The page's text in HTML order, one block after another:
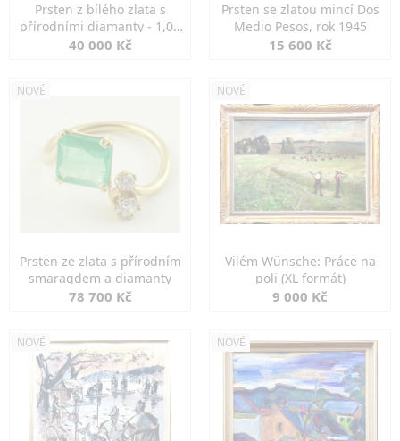
Prsten z bílého zlata s
přírodními diamanty - 1,00
ct
40 000 Kč
Prsten se zlatou mincí Dos
Medio Pesos, rok 1945
15 600 Kč
NOVÉ
Prsten ze zlata s přírodním
smaragdem a diamanty
78 700 Kč
NOVÉ
Vilém Wünsche: Práce na
poli (XL formát)
9 000 Kč
NOVÉ NOVÉ